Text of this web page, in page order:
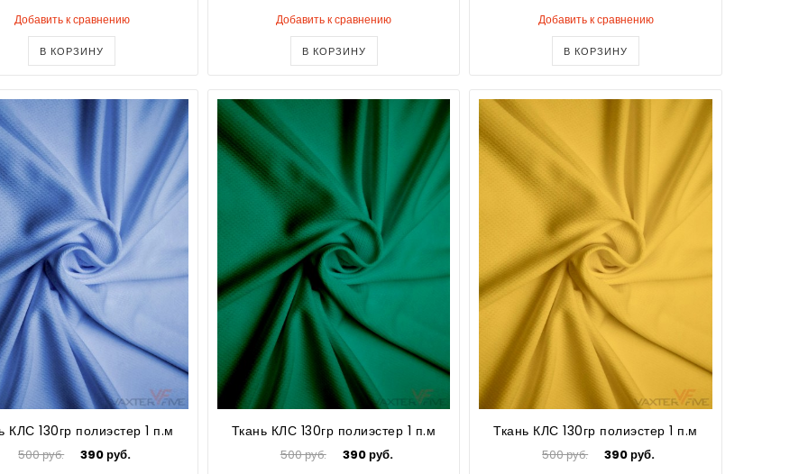
Добавить к сравнению
В КОРЗИНУ
Добавить к сравнению
В КОРЗИНУ
Добавить к сравнению
В КОРЗИНУ
КЛС 130гр полиэстер 1 п.м
500 руб. 390 руб.
Ткань КЛС 130гр полиэстер 1 п.м
500 руб. 390 руб.
Ткань КЛС 130гр полиэстер 1 п.м
500 руб. 390 руб.